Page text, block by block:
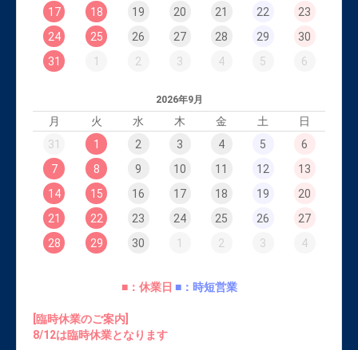
17
18 19 20 21 22
23
24
25 26 27 28 29
30
31
1 2 3 4 5 6
2026年9月
月 火 水 木 金 土
日
31
1 2 3 4 5
6
7
8 9 10 11 12
13
14
15 16 17 18 19
20
21
22 23 24 25 26
27
28
29 30 1 2 3 4
■：休業日 ■：時短営業
[臨時休業のご案内]
8/12は臨時休業となります